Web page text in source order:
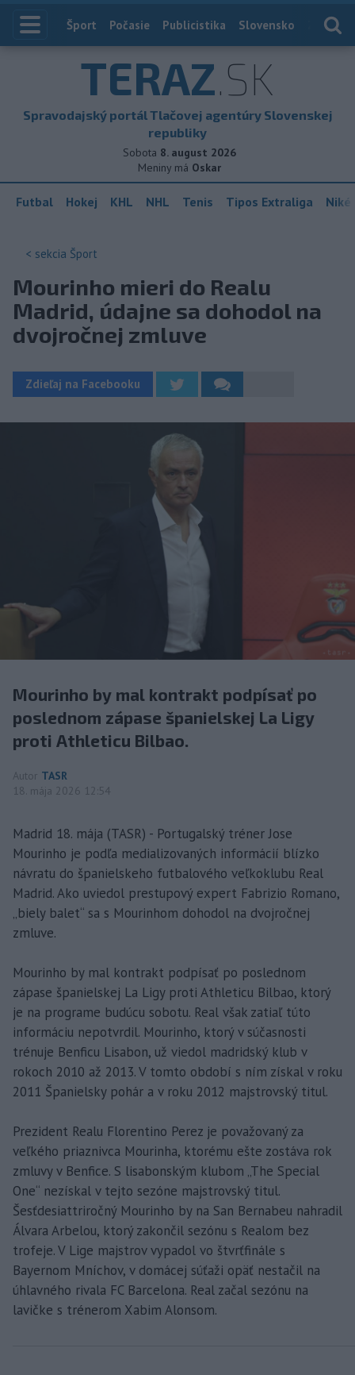
Index
Šport Počasie Publicistika Slovensko
TERAZ.SK
Spravodajský portál Tlačovej agentúry Slovenskej
republiky
Sobota 8. august 2026
Meniny má Oskar
Futbal Hokej KHL NHL Tenis Tipos Extraliga
< sekcia Šport
Mourinho mieri do Realu
Madrid, údajne sa dohodol na
dvojročnej zmluve
Zdieľaj na Facebooku
Mourinho by mal kontrakt podpísať po
poslednom zápase španielskej La Ligy
proti Athleticu Bilbao.
Autor TASR
18. mája 2026 12:54
Madrid 18. mája (TASR) - Portugalský tréner Jose
Mourinho je podľa medializovaných informácií blízko
návratu do španielskeho futbalového veľkoklubu Real
Madrid. Ako uviedol prestupový expert Fabrizio Romano,
„biely balet“ sa s Mourinhom dohodol na dvojročnej
zmluve.
Mourinho by mal kontrakt podpísať po poslednom
zápase španielskej La Ligy proti Athleticu Bilbao, ktorý
je na programe budúcu sobotu. Real však zatiaľ túto
informáciu nepotvrdil. Mourinho, ktorý v súčasnosti
trénuje Benficu Lisabon, už viedol madridský klub v
rokoch 2010 až 2013. V tomto období s ním získal v roku
2011 Španielsky pohár a v roku 2012 majstrovský titul.
Prezident Realu Florentino Perez je považovaný za
veľkého priaznivca Mourinha, ktorému ešte zostáva rok
zmluvy v Benfice. S lisabonským klubom „The Special
One“ nezískal v tejto sezóne majstrovský titul.
Šesťdesiattriročný Mourinho by na San Bernabeu nahradil
Álvara Arbelou, ktorý zakončil sezónu s Realom bez
trofeje. V Lige majstrov vypadol vo štvrťfinále s
Bayernom Mníchov, v domácej súťaži opäť nestačil na
úhlavného rivala FC Barcelona. Real začal sezónu na
lavičke s trénerom Xabim Alonsom.